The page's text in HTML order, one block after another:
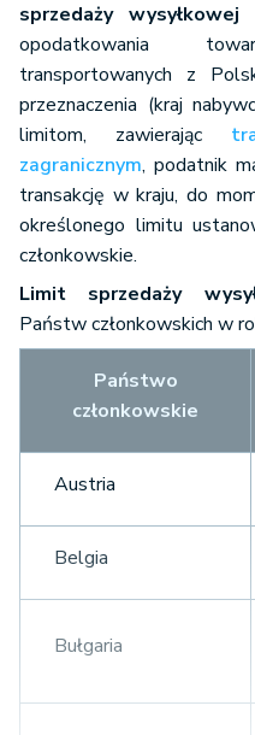
sprzedaży wysyłkowej
opodatkowania
transportowanych z
przeznaczenia (kraj
limitom, zawierając
zagranicznym, podatnik
transakcję w kraju, do
określonego limitu
członkowskie.
Limit sprzedaży
Państw członkowskich w
Państwo
członkowskie
Austria
Belgia
Bułgaria